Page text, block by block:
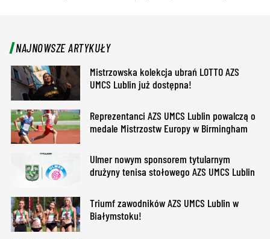
NAJNOWSZE ARTYKUŁY
Mistrzowska kolekcja ubrań LOTTO AZS
UMCS Lublin już dostępna!
Reprezentanci AZS UMCS Lublin powalczą o
medale Mistrzostw Europy w Birmingham
Ulmer nowym sponsorem tytularnym
drużyny tenisa stołowego AZS UMCS Lublin
Triumf zawodników AZS UMCS Lublin w
Białymstoku!